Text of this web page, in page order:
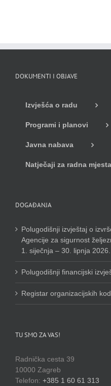
DOKUMENTI I OBJAVE
Izvješća o radu
Programi i planovi
Javna nabava
Natječaji za radna mjesta
DOGAĐANJA
Polugodišnji izvještaj o
Agencije za sigurnost
1. siječnja – 30. lipnja
Polugodišnji financijski
Registar organizacijskih
TU SMO ZA VAS!
Radnička cesta 39
10000 Zagreb
Telefon: +385 1 60 61 313